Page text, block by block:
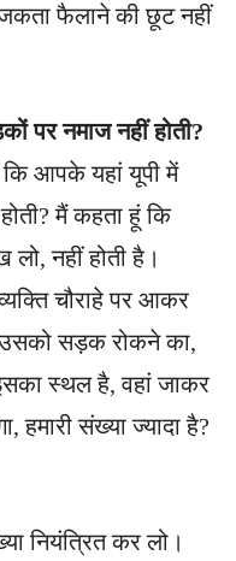
फैलाने की छूट नहीं
पर नमाज नहीं होती?
आपके यहां यूपी में
मैं कहता हूं कि
नहीं होती है।
चौराहे पर आकर
उसको सड़क रोकने का,
स्थल है, वहां जाकर
हमारी संख्या ज्यादा है?
नियंत्रित कर लो।